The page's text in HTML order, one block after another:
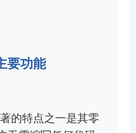
要功能
的特点之一是其零